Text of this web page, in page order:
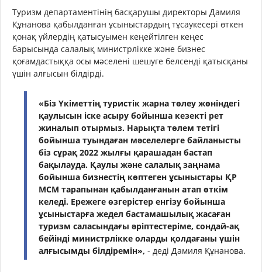
Туризм департаментінің басқарушы директоры Дамиля
Құнанова қабылданған ұсыныстардың тұсаукесері өткен
қонақ үйлердің қатысуымен кеңейтілген кеңес
барысында салалық министрлікке және бизнес
қоғамдастыққа осы мәселені шешуге белсенді қатысқаны
үшін алғысын білдірді.
«Біз Үкіметтің туристік жарна төлеу жөніндегі
қаулысын іске асыру бойынша кезекті рет
жиналып отырмыз. Нарықта төлем тетігі
бойынша туындаған мәселелерге байланысты
біз сұрақ 2022 жылғы қарашадан бастап
бақылауда. Қаулы және салалық заңнама
бойынша бизнестің көптеген ұсыныстары ҚР
МСМ тарапынан қабылданғанын атап өткім
келеді. Ережеге өзгерістер енгізу бойынша
ұсыныстарға жедел бастамашылық жасаған
туризм саласындағы әріптестеріме, сондай-ақ
бейінді министрлікке оларды қолдағаны үшін
алғысымды білдіремін», - деді Дамиля Құнанова.